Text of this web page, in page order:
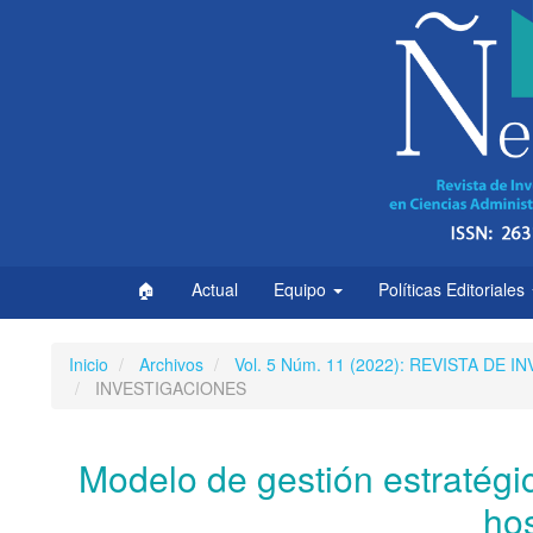
🏠 Actual Equipo Políticas Editoriales
Inicio Archivos
Vol. 5 Núm. 11 (2022): REVISTA DE
INVESTIGACIONES
Modelo de gestión